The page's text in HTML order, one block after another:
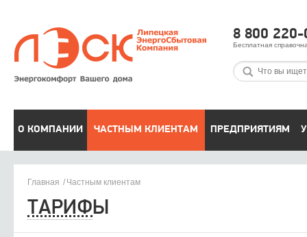
8 800
Бесплатная
О КОМПАНИИ ЧАСТНЫМ КЛИЕНТАМ ПРЕДПРИЯТИЯМ
Главная Частным клиентам
ТАРИФЫ